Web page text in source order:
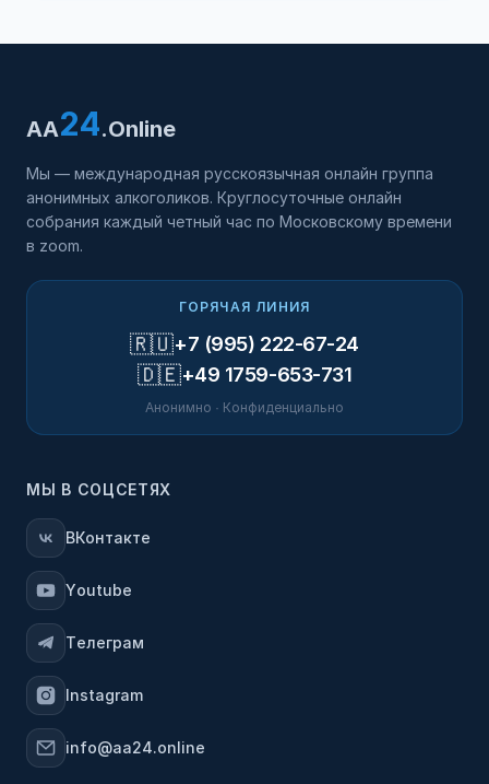
AA24.Online
Мы — международная русскоязычная онлайн группа
анонимных алкоголиков. Круглосуточные онлайн
собрания каждый четный час по Московскому времени
в zoom.
ГОРЯЧАЯ ЛИНИЯ
🇷🇺+7 (995) 222-67-24
🇩🇪+49 1759-653-731
Анонимно · Конфиденциально
МЫ В СОЦСЕТЯХ
ВКонтакте
Youtube
Телеграм
Instagram
info@aa24.online